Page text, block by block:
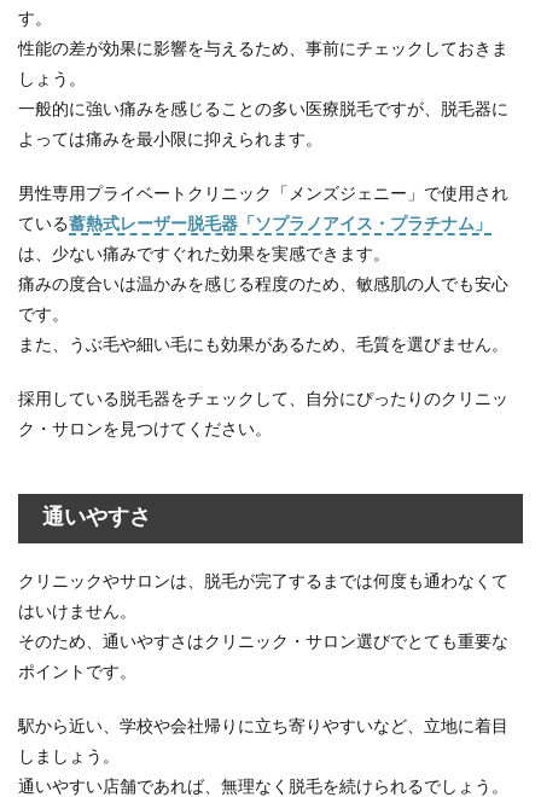
す。
性能の差が効果に影響を与えるため、事前にチェックしておきま
しょう。
一般的に強い痛みを感じることの多い医療脱毛ですが、脱毛器に
よっては痛みを最小限に抑えられます。
男性専用プライベートクリニック「メンズジェニー」で使用され
ている蓄熱式レーザー脱毛器「ソプラノアイス・プラチナム」
は、少ない痛みですぐれた効果を実感できます。
痛みの度合いは温かみを感じる程度のため、敏感肌の人でも安心
です。
また、うぶ毛や細い毛にも効果があるため、毛質を選びません。
採用している脱毛器をチェックして、自分にぴったりのクリニッ
ク・サロンを見つけてください。
通いやすさ
クリニックやサロンは、脱毛が完了するまでは何度も通わなくて
はいけません。
そのため、通いやすさはクリニック・サロン選びでとても重要な
ポイントです。
駅から近い、学校や会社帰りに立ち寄りやすいなど、立地に着目
しましょう。
通いやすい店舗であれば、無理なく脱毛を続けられるでしょう。